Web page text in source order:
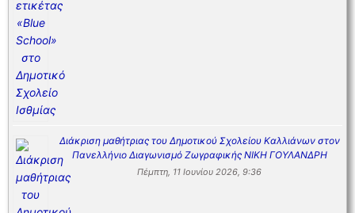
Διάκριση μαθήτριας του Δημοτικού Σχολείου Καλλιάνων στον
Πανελλήνιο Διαγωνισμό Ζωγραφικής ΝΙΚΗ ΓΟΥΛΑΝΔΡΗ
Πέμπτη, 11 Ιουνίου 2026, 9:36